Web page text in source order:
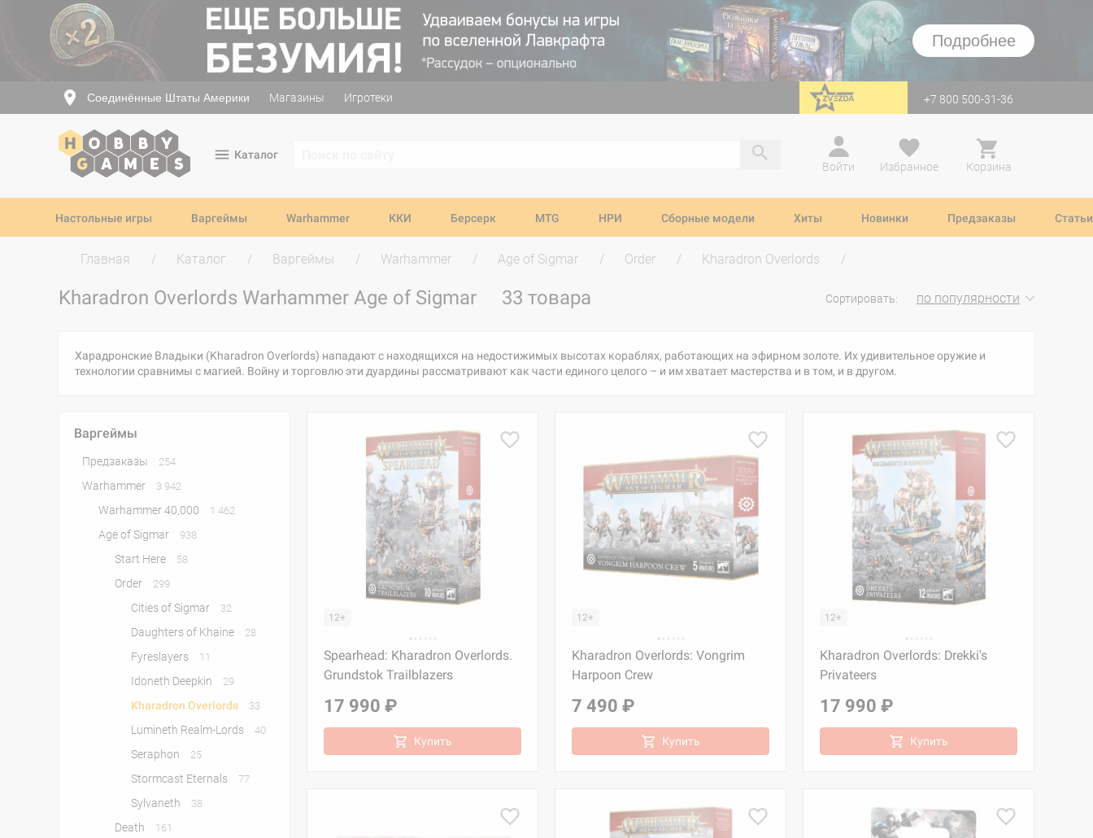
Подробнее
Соединённые Штаты Америки Магазины Игротеки перейти на Zvezda +7 800 500-31-36
Каталог
Войти
Избранное Корзина
Настольные игры Варгеймы Warhammer ККИ Берсерк MTG НРИ Сборные модели Хиты Новинки Предзаказы Статьи
Главная Каталог Варгеймы Warhammer Age of Sigmar Order Kharadron Overlords
Kharadron Overlords Warhammer Age of Sigmar 33 товара Сортировать: по популярности
Харадронские Владыки (Kharadron Overlords) нападают с находящихся на недостижимых высотах кораблях, работающих на эфирном золоте. Их удивительное оружие и
технологии сравнимы с магией. Войну и торговлю эти дуардины рассматривают как части единого целого – и им хватает мастерства и в том, и в другом.
Варгеймы
Предзаказы 254
Warhammer 3 942
Warhammer 40,000 1 462
Age of Sigmar 938
Start Here 58
Order 299
Cities of Sigmar 32
Daughters of Khaine 28
Fyreslayers 11
Idoneth Deepkin 29
Kharadron Overlords 33
Lumineth Realm-Lords 40
Seraphon 25
Stormcast Eternals 77
Sylvaneth 38
Death 161
12+
Spearhead: Kharadron Overlords.
Grundstok Trailblazers
17 990 ₽
Купить
12+
Kharadron Overlords: Vongrim
Harpoon Crew
7 490 ₽
Купить
12+
Kharadron Overlords: Drekki's
Privateers
17 990 ₽
Купить